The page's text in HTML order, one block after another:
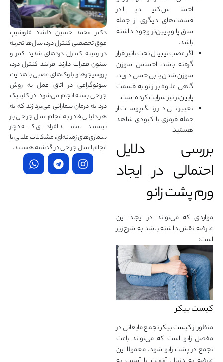
احساس کنید یا در
قسمت‌های دیگری از جمله
ساق پا و پایین‌تر وجود داشته
باشد.
اگر عصب تیبیال تحت تاثیر قرار
گرفته باشد، احساس سوزن
سوزن شدن یا بی حسی دارید،
گاهی علاوه بر زانو به قسمت
پایین‌تر نیز سرایت کرده است.
تغییراتی در رنگ پوست از
جمله قرمزی یا کبودی شاهد
هستید.
بررسی دلایل
احتمالی در ایجاد
ورم پشت زانو
مواردی که می‌تواند در ایجاد این
عارضه نقش داشته باشد به شرح زیر
است:
کیست بیکر
منظور ازکیست بیکرتجمع مایعاتی در
مفصل زانو است که می‌تواند باعث
تجمع در پشت زانو شود. معمولا این
دکتر محمد حسین دلشاد فلوشیپ
فوق تخصصی کنترل درد، سال‌ها تجربه
در زمینه کنترل دردهای شدید کمر و
ستون فقرات دارند. فرایند کنترل درد،
پروسیجرها و بلوک‌های عصبی با هدایت
سونوگرافی در اتاق عمل به روش
جراحی بسته انجام می‌شود. در کلینیک
درد به درمان‌ بیمارانی می‌پردازند که به
هر دلیلی قادر به انجام عمل جراحی باز
نیستند، مانند افرادی که دچار
بیماری‌های زمینه‌ای، مشکلات قلبی یا
انجام اعمال جراحی در گذشته هستند.